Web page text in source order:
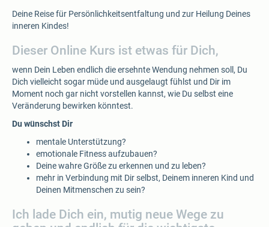
Deine Reise für Persönlichkeitsentfaltung und zur Heilung Deines
inneren Kindes!
Dieser Online Kurs ist etwas für Dich,
wenn Dein Leben endlich die ersehnte Wendung nehmen soll, Du
Dich vielleicht sogar müde und ausgelaugt fühlst und Dir im
Moment noch gar nicht vorstellen kannst, wie Du selbst eine
Veränderung bewirken könntest.
Du wünschst Dir
mentale Unterstützung?
emotionale Fitness aufzubauen?
Deine wahre Größe zu erkennen und zu leben?
mehr in Verbindung mit Dir selbst, Deinem inneren Kind und
Deinen Mitmenschen zu sein?
Ich lade Dich ein, mutig neue Wege zu